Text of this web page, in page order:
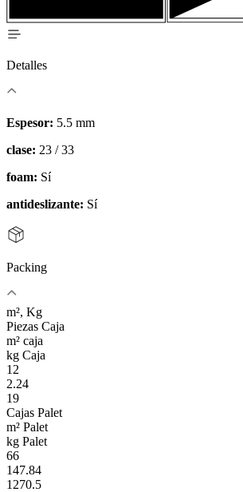
Detalles
Espesor: 5.5 mm
clase: 23 / 33
foam: Sí
antideslizante: Sí
Packing
m², Kg
Piezas Caja
m² caja
kg Caja
12
2.24
19
Cajas Palet
m² Palet
kg Palet
66
147.84
1270.5